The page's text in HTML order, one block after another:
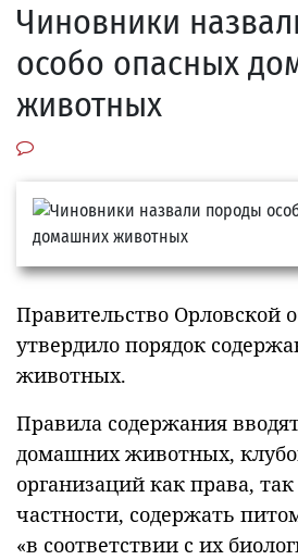
Чиновники
особо опасных
животных
Правительство Орловской
утвердило порядок
животных.
Правила содержания
домашних животных,
организаций как права,
частности, содержать
«в соответствии с их